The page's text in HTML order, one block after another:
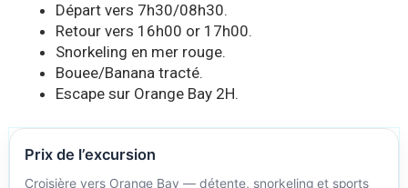
Départ vers 7h30/08h30.
Retour vers 16h00 or 17h00.
Snorkeling en mer rouge.
Bouee/Banana tracté.
Escape sur Orange Bay 2H.
Prix de l’excursion
Croisière vers Orange Bay — détente, snorkeling et sports